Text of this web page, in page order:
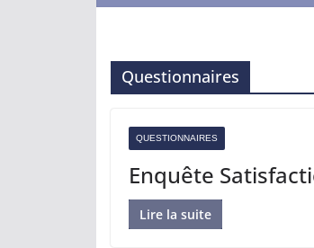
Questionnaires
QUESTIONNAIRES
Enquête
Lire la suite